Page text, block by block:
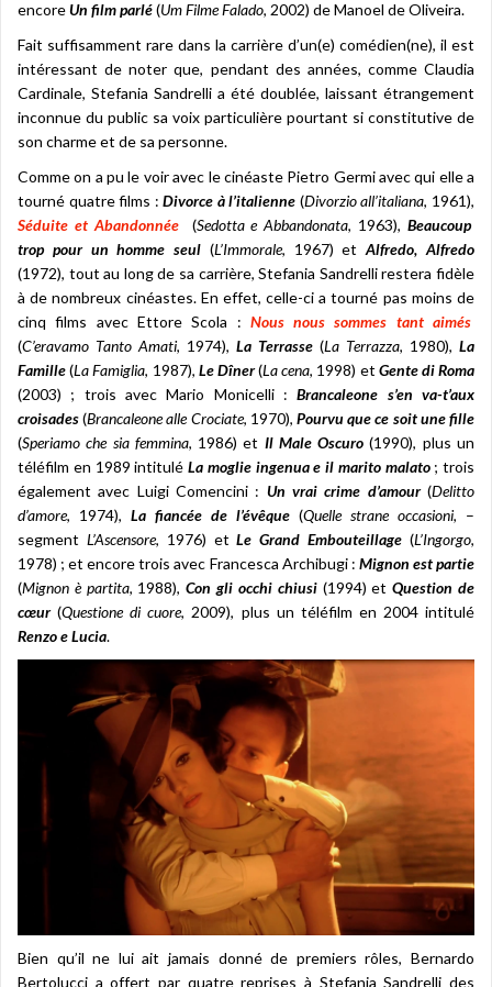
encoreUn film parlé(Um Filme Falado, 2002) de Manoel de Oliveira.
Fait suffisamment rare dans la carrière d’un(e) comédien(ne), il est
intéressant de noter que, pendant des années, comme Claudia
Cardinale, Stefania Sandrelli a été doublée, laissant étrangement
inconnue du public sa voix particulière pourtant si constitutive de
son charme et de sa personne.
Comme on a pu le voir avec le cinéaste Pietro Germi avec qui elle a
tourné quatre films :Divorce à l’italienne (Divorzio all’italiana, 1961),
Séduite et Abandonnée(Sedotta e Abbandonata, 1963),Beaucoup
trop pour un homme seul (L’Immorale, 1967) etAlfredo, Alfredo
(1972), tout au long de sa carrière, Stefania Sandrelli restera fidèle
à de nombreux cinéastes. En effet, celle-ci a tourné pas moins de
cinq films avec Ettore Scola : Nous nous sommes tant aimés
(C’eravamo Tanto Amati, 1974), La Terrasse (La Terrazza, 1980), La
Famille(La Famiglia, 1987), Le Dîner(La cena, 1998) et Gente di Roma
(2003) ; trois avec Mario Monicelli :Brancaleone s’en va-t’aux
croisades(Brancaleone alle Crociate, 1970),Pourvu que ce soit une fille
(Speriamo che sia femmina, 1986) et Il Male Oscuro (1990), plus un
téléfilm en 1989 intitulé La moglie ingenua e il marito malato ; trois
également avec Luigi Comencini : Un vrai crime d’amour (Delitto
d’amore, 1974), La fiancée de l’évêque (Quelle strane occasioni, –
segment L’Ascensore, 1976) etLe Grand Embouteillage (L’Ingorgo,
1978) ; et encore trois avec Francesca Archibugi : Mignon est partie
(Mignon è partita, 1988),Con gli occhi chiusi(1994) etQuestion de
cœur(Questione di cuore, 2009), plus un téléfilm en 2004 intitulé
Renzo e Lucia.
Bien qu’il ne lui ait jamais donné de premiers rôles, Bernardo
Bertolucci a offert par quatre reprises à Stefania Sandrelli des